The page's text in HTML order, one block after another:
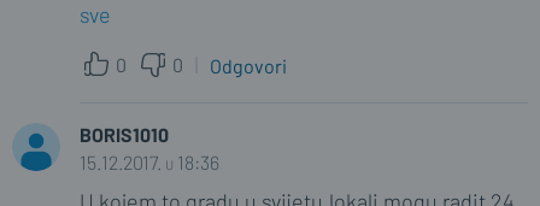
sve
0 0 Odgovori
BORIS1010
15.12.2017. u 18:36